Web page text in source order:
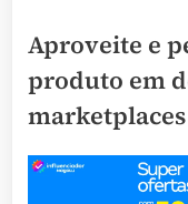
Aproveite e
produto em